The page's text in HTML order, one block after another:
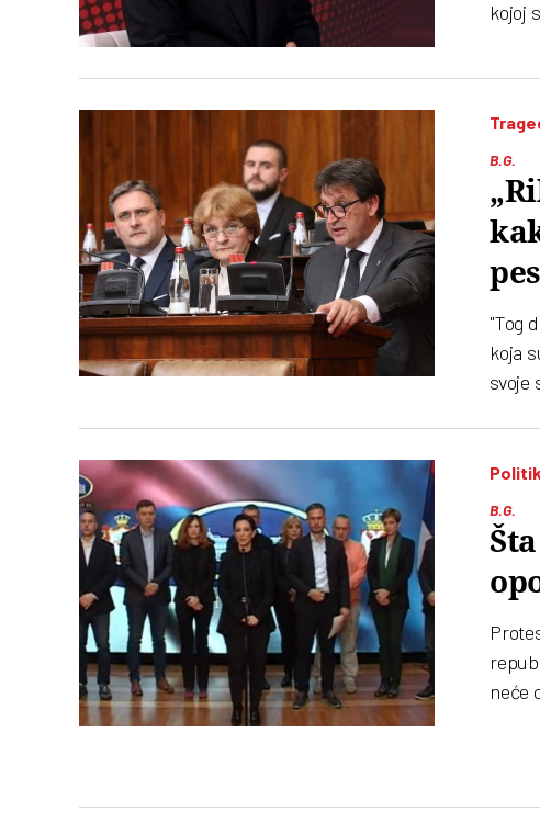
kojoj
B.G.
"Tog
koja
svoje
B.G.
neće